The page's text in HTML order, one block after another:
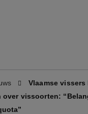
Vlaamse vis­sers
over vis­soor­ten: